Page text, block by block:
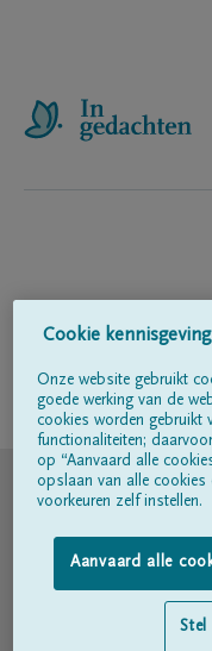
Volg ons op
Cookie kennisgeving
Onze website gebruikt
goede werking van de
cookies worden gebruikt
functionaliteiten;
op “Aanvaard alle
opslaan van alle
voorkeuren zelf instellen.
Aanvaard alle